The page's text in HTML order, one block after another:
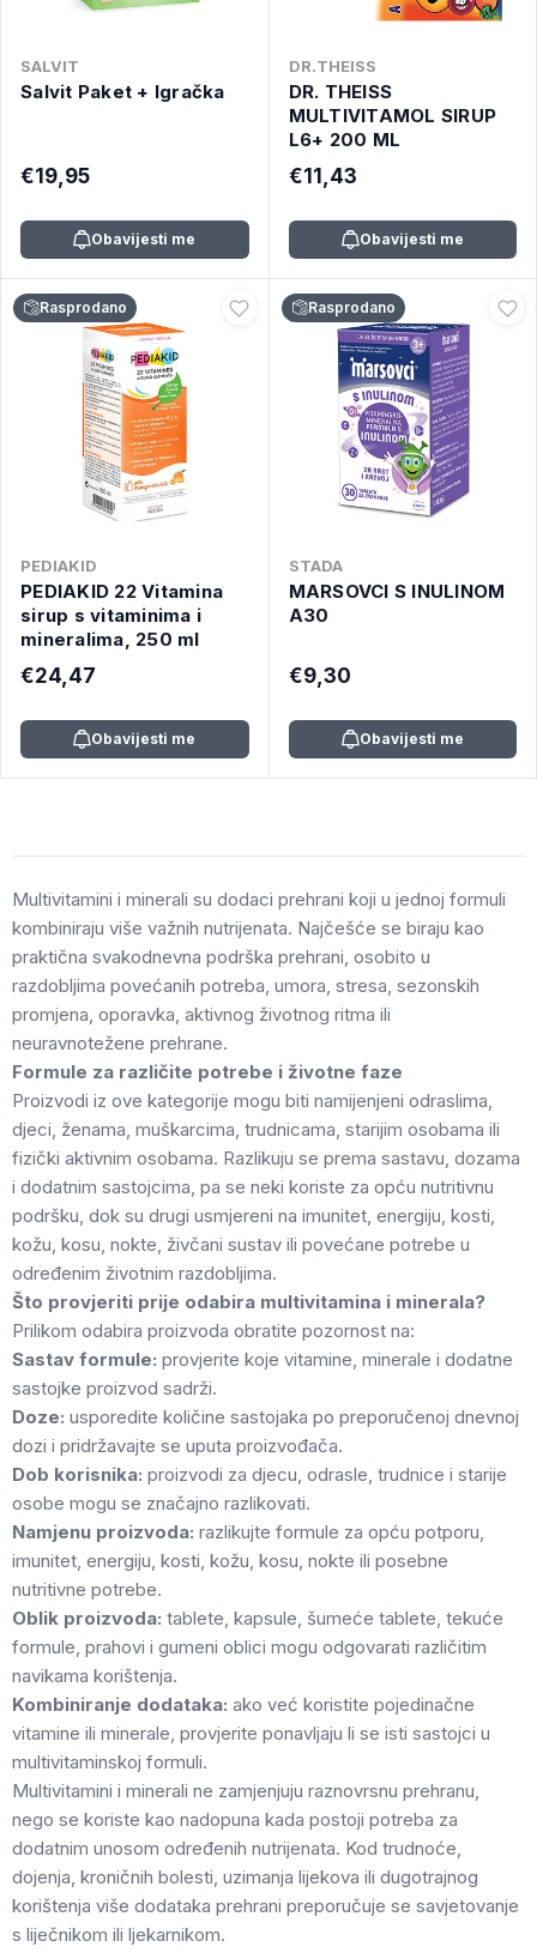
SALVIT
Salvit Paket + Igračka
€19,95
Obavijesti me
DR.THEISS
DR. THEISS
MULTIVITAMOL SIRUP
L6+ 200 ML
€11,43
Obavijesti me
Rasprodano
PEDIAKID
PEDIAKID 22 Vitamina
sirup s vitaminima i
mineralima, 250 ml
€24,47
Obavijesti me
Rasprodano
STADA
MARSOVCI S INULINOM
A30
€9,30
Obavijesti me
Multivitamini i minerali su dodaci prehrani koji u jednoj formuli
kombiniraju više važnih nutrijenata. Najčešće se biraju kao
praktična svakodnevna podrška prehrani, osobito u
razdobljima povećanih potreba, umora, stresa, sezonskih
promjena, oporavka, aktivnog životnog ritma ili
neuravnotežene prehrane.
Formule za različite potrebe i životne faze
Proizvodi iz ove kategorije mogu biti namijenjeni odraslima,
djeci, ženama, muškarcima, trudnicama, starijim osobama ili
fizički aktivnim osobama. Razlikuju se prema sastavu, dozama
i dodatnim sastojcima, pa se neki koriste za opću nutritivnu
podršku, dok su drugi usmjereni na imunitet, energiju, kosti,
kožu, kosu, nokte, živčani sustav ili povećane potrebe u
određenim životnim razdobljima.
Što provjeriti prije odabira multivitamina i minerala?
Prilikom odabira proizvoda obratite pozornost na:
Sastav formule: provjerite koje vitamine, minerale i dodatne
sastojke proizvod sadrži.
Doze: usporedite količine sastojaka po preporučenoj dnevnoj
dozi i pridržavajte se uputa proizvođača.
Dob korisnika: proizvodi za djecu, odrasle, trudnice i starije
osobe mogu se značajno razlikovati.
Namjenu proizvoda: razlikujte formule za opću potporu,
imunitet, energiju, kosti, kožu, kosu, nokte ili posebne
nutritivne potrebe.
Oblik proizvoda: tablete, kapsule, šumeće tablete, tekuće
formule, prahovi i gumeni oblici mogu odgovarati različitim
navikama korištenja.
Kombiniranje dodataka: ako već koristite pojedinačne
vitamine ili minerale, provjerite ponavljaju li se isti sastojci u
multivitaminskoj formuli.
Multivitamini i minerali ne zamjenjuju raznovrsnu prehranu,
nego se koriste kao nadopuna kada postoji potreba za
dodatnim unosom određenih nutrijenata. Kod trudnoće,
dojenja, kroničnih bolesti, uzimanja lijekova ili dugotrajnog
korištenja više dodataka prehrani preporučuje se savjetovanje
s liječnikom ili ljekarnikom.